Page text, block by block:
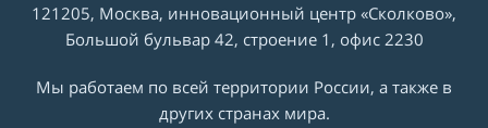
121205, Москва, инновационный центр «Сколково»,
Большой бульвар 42, строение 1, офис 2230
Мы работаем по всей территории России, а также в
других странах мира.